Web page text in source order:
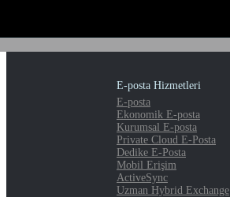
E-posta Hizmetleri
E-posta
Ekonomik E-posta
Kurumsal E-posta
Private Cloud E-Posta
Dedike E-Posta
Mobil Erişim
ActiveSync
Uzman Hybrid Exchange